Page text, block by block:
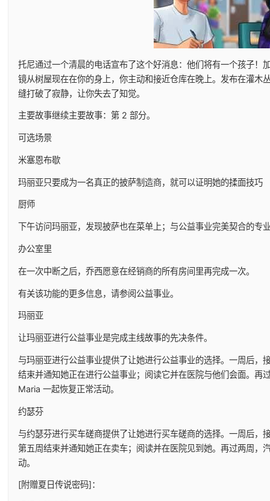
托尼通过一个清晨的电话宣布了这个好消息：他们将有一个孩子！
镜从树屋现在在你的身上，你主动和接近仓库在晚上。发布在灌木
缝打破了寂静，让你失去了知觉。
主要故事继续主要故事：第 2 部分。
可选场景
米塞恩布歇
玛丽亚只要成为一名真正的披萨制造商，就可以证明她的揉面技巧
厨师
下午访问玛丽亚，发现披萨也在菜单上；与公益事业完美契合的专
办公室里
在一次中断之后，乔西愿意在经销商的所有房间里再完成一次。
有关该功能的更多信息，请参阅公益事业。
玛丽亚
让玛丽亚进行公益事业是完成主线故事的先决条件。
与玛丽亚进行公益事业提供了让她进行公益事业的选择。一周后，
结束并通知她正在进行公益事业；阅读它并在医院与他们会面。再
Maria 一起恢复正常活动。
约瑟芬
与约瑟芬进行买车磋商提供了让她进行买车磋商的选择。一周后，
第五周结束并通知她正在卖车；阅读并在医院见到她。再过两周，
动。
[附赠夏日传说密码]：